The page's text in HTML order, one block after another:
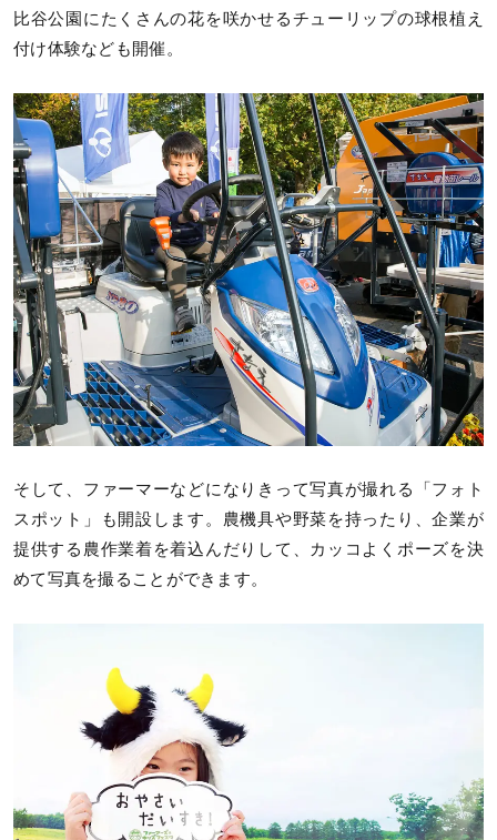
比谷公園にたくさんの花を咲かせるチューリップの球根植え
付け体験なども開催。
そして、ファーマーなどになりきって写真が撮れる「フォト
スポット」も開設します。農機具や野菜を持ったり、企業が
提供する農作業着を着込んだりして、カッコよくポーズを決
めて写真を撮ることができます。